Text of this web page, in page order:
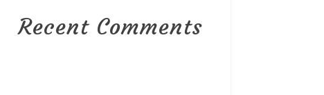
Recent Comments